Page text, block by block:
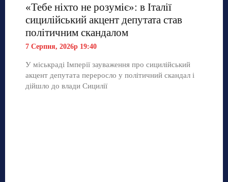
«Тебе ніхто не розуміє»: в Італії
сицилійський акцент депутата став
політичним скандалом
7 Серпня, 2026р 19:40
У міськраді Імперії зауваження про сицилійський
акцент депутата переросло у політичний скандал і
дійшло до влади Сицилії